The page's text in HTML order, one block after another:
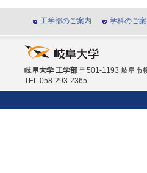
工学部のご案内 学科のご
岐阜大学 工学部 〒501-1193 岐阜市
TEL:058-293-2365